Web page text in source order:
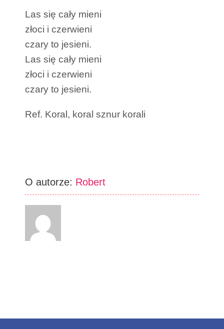
Las się cały mieni
złoci i czerwieni
czary to jesieni.
Las się cały mieni
złoci i czerwieni
czary to jesieni.
Ref. Koral, koral sznur korali
O autorze: Robert